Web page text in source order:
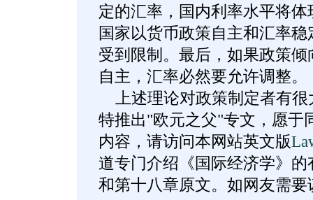
定的汇率，国内利率水平将
国家以货币政策自主和汇率
受到限制。最后，如果政策
自主，汇率必然要允许调整。
上述理论对政策制定者有很
特推出"欧元之父"专文，愿于
内容，请访问本网站英文版
道专门介绍《国际经济学》
和第十八章原文。如网友需要